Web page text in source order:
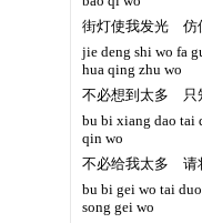
街灯使我发光 仿
jie deng shi wo fa
hua qing zhu wo
不必想到太多 只
bu bi xiang dao tai
qin wo
不必给我太多 请
bu bi gei wo tai
song gei wo